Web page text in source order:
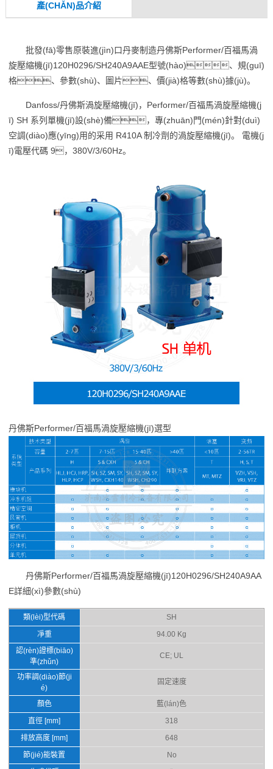
產(CHǍN)品介紹
批發(fā)零售原裝進(jìn)口丹麥制造丹佛斯Performer/百福馬渦
旋壓縮機(jī)120H0296/SH240A9AAE型號(hào)、規(guī)
格、參數(shù)、圖片、價(jià)格等數(shù)據(jù)。
Danfoss/丹佛斯渦旋壓縮機(jī)，Performer/百福馬渦旋壓縮機(j
ī) SH 系列單機(jī)設(shè)備，專(zhuān)門(mén)針對(duì)
空調(diào)應(yīng)用的采用 R410A 制冷劑的渦旋壓縮機(jī)。 電機(j
ī)電壓代碼 9，380V/3/60Hz。
丹佛斯Performer/百福馬渦旋壓縮機(jī)選型
丹佛斯Performer/百福馬渦旋壓縮機(jī)120H0296/SH240A9AA
E詳細(xì)參數(shù)
類(lèi)型代碼
SH
凈重
94.00 Kg
認(rèn)證標(biāo)
準(zhǔn)
CE; UL
功率調(diào)節(ji
é)
固定速度
顏色
藍(lán)色
直徑 [mm]
318
排放高度 [mm]
648
節(jié)能裝置
No